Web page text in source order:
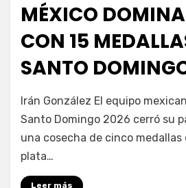
MÉXICO DOMINA
CON 15
SANTO
por Fernando Miranda Servín
Irán González El equipo
Santo Domingo 2026 cerró su
una cosecha de cinco medallas
plata…
Leer más